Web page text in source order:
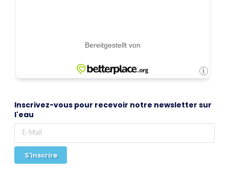
Inscrivez-vous pour recevoir notre newsletter sur
l'eau
S'inscrire